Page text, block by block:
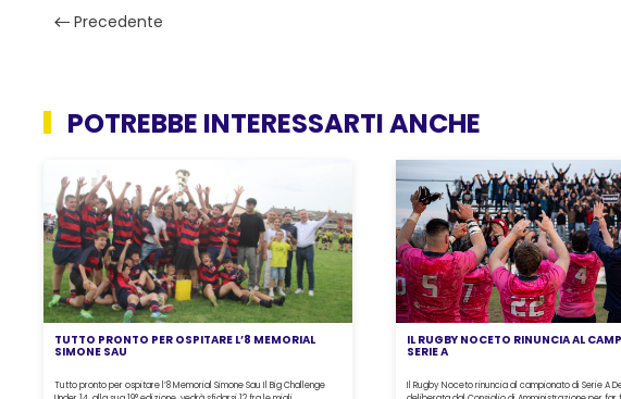
Precedente
POTREBBE INTERESSARTI ANCHE
TUTTO PRONTO PER OSPITARE L’8 MEMORIAL
SIMONE SAU
Tutto pronto per ospitare l’8 Memorial Simone Sau Il Big Challenge
IL RUGBY NOCETO RINUNCIA AL
SERIE A
Il Rugby Noceto rinuncia al campionato di Serie A